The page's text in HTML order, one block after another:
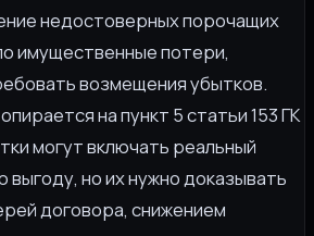
недостоверных порочащих
имущественные потери,
возмещения убытков.
на пункт 5 статьи 153 ГК
могут включать реальный
но их нужно доказывать
договора, снижением